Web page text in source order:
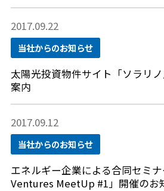
2017.09.22
当社からのお知らせ
太陽光投資物件サイト「ソラリ
案内
2017.09.12
当社からのお知らせ
エネルギー企業による合同セミ
Ventures MeetUp #1」開催のお